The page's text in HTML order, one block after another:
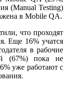
(Manual Testing)
в Mobile QA.
что проходят
Еще 16% учатся
в рабочие
(67%) пока не
уже работают с